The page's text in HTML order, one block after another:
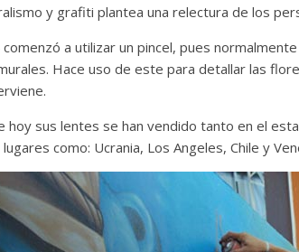
y grafiti plantea una relectura de los
a utilizar un pincel, pues
Hace uso de este para detallar las
hoy sus lentes se han vendido tanto en el
como: Ucrania, Los Angeles, Chile y